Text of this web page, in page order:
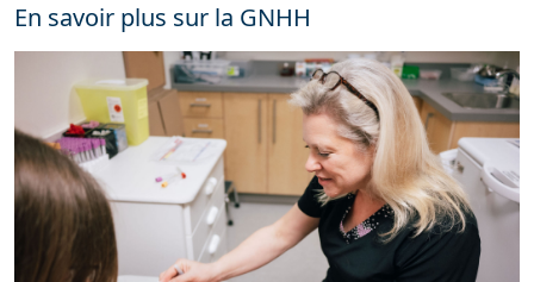
En savoir plus sur la GNHH